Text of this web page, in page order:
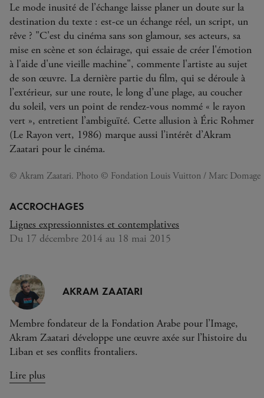
Le mode inusité de l’échange laisse planer un doute sur la
destination du texte : est-ce un échange réel, un script, un
rêve ? "C'est du cinéma sans son glamour, ses acteurs, sa
mise en scène et son éclairage, qui essaie de créer l'émotion
à l'aide d'une vieille machine", commente l'artiste au sujet
de son œuvre. La dernière partie du film, qui se déroule à
l’extérieur, sur une route, le long d’une plage, au coucher
du soleil, vers un point de rendez-vous nommé « le rayon
vert », entretient l’ambiguïté. Cette allusion à Éric Rohmer
(Le Rayon vert, 1986) marque aussi l’intérêt d’Akram
Zaatari pour le cinéma.
© Akram Zaatari. Photo © Fondation Louis Vuitton / Marc Domage
ACCROCHAGES
Lignes expressionnistes et contemplatives
Du 17 décembre 2014 au 18 mai 2015
AKRAM ZAATARI
Membre fondateur de la Fondation Arabe pour l’Image,
Akram Zaatari développe une œuvre axée sur l’histoire du
Liban et ses conflits frontaliers.
Lire plus